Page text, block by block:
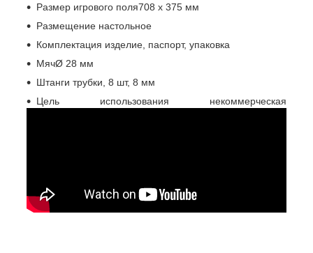
Размер игрового поля708 х 375 мм
Размещение настольное
Комплектация изделие, паспорт, упаковка
МячØ 28 мм
Штанги трубки, 8 шт, 8 мм
Цель использования некоммерческая